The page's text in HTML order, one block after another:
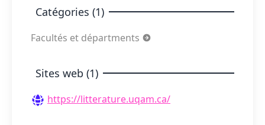
Catégories (1)
Facultés et départments
Sites web (1)
https://litterature.uqam.ca/